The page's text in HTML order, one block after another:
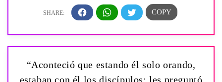
“Aconteció que estando él solo orando,
estaban con él los discípulos; les preguntó